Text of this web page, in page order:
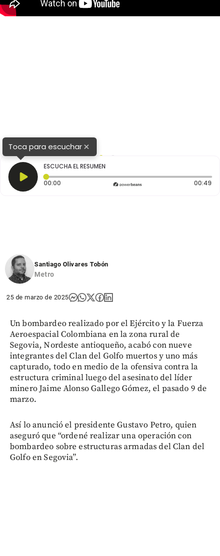
Toca para escuchar×
ESCUCHA EL RESUMEN
00:00 Tiempo transcurrido: 0 segundos 00:49
Santiago Olivares Tobón
Metro
25 de marzo de 2025
Un bombardeo realizado por el Ejército y la Fuerza
Aeroespacial Colombiana en la zona rural de
Segovia, Nordeste antioqueño, acabó con nueve
integrantes del Clan del Golfo muertos y uno más
capturado, todo en medio de la ofensiva contra la
estructura criminal luego del asesinato del líder
minero Jaime Alonso Gallego Gómez, el pasado 9 de
marzo.
Así lo anunció el presidente Gustavo Petro, quien
aseguró que “ordené realizar una operación con
bombardeo sobre estructuras armadas del Clan del
Golfo en Segovia”.